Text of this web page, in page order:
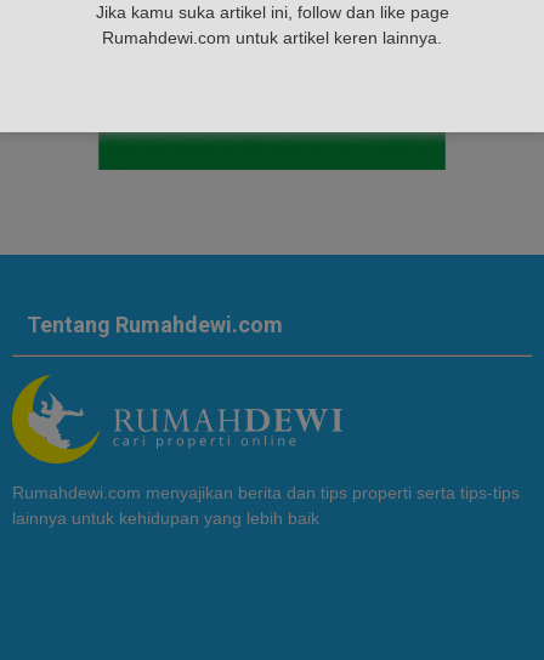
Tentang Rumahdewi.com
Rumahdewi.com menyajikan berita dan tips properti serta tips-tips
lainnya untuk kehidupan yang lebih baik
Jika kamu suka artikel ini, follow dan like page
Rumahdewi.com untuk artikel keren lainnya.